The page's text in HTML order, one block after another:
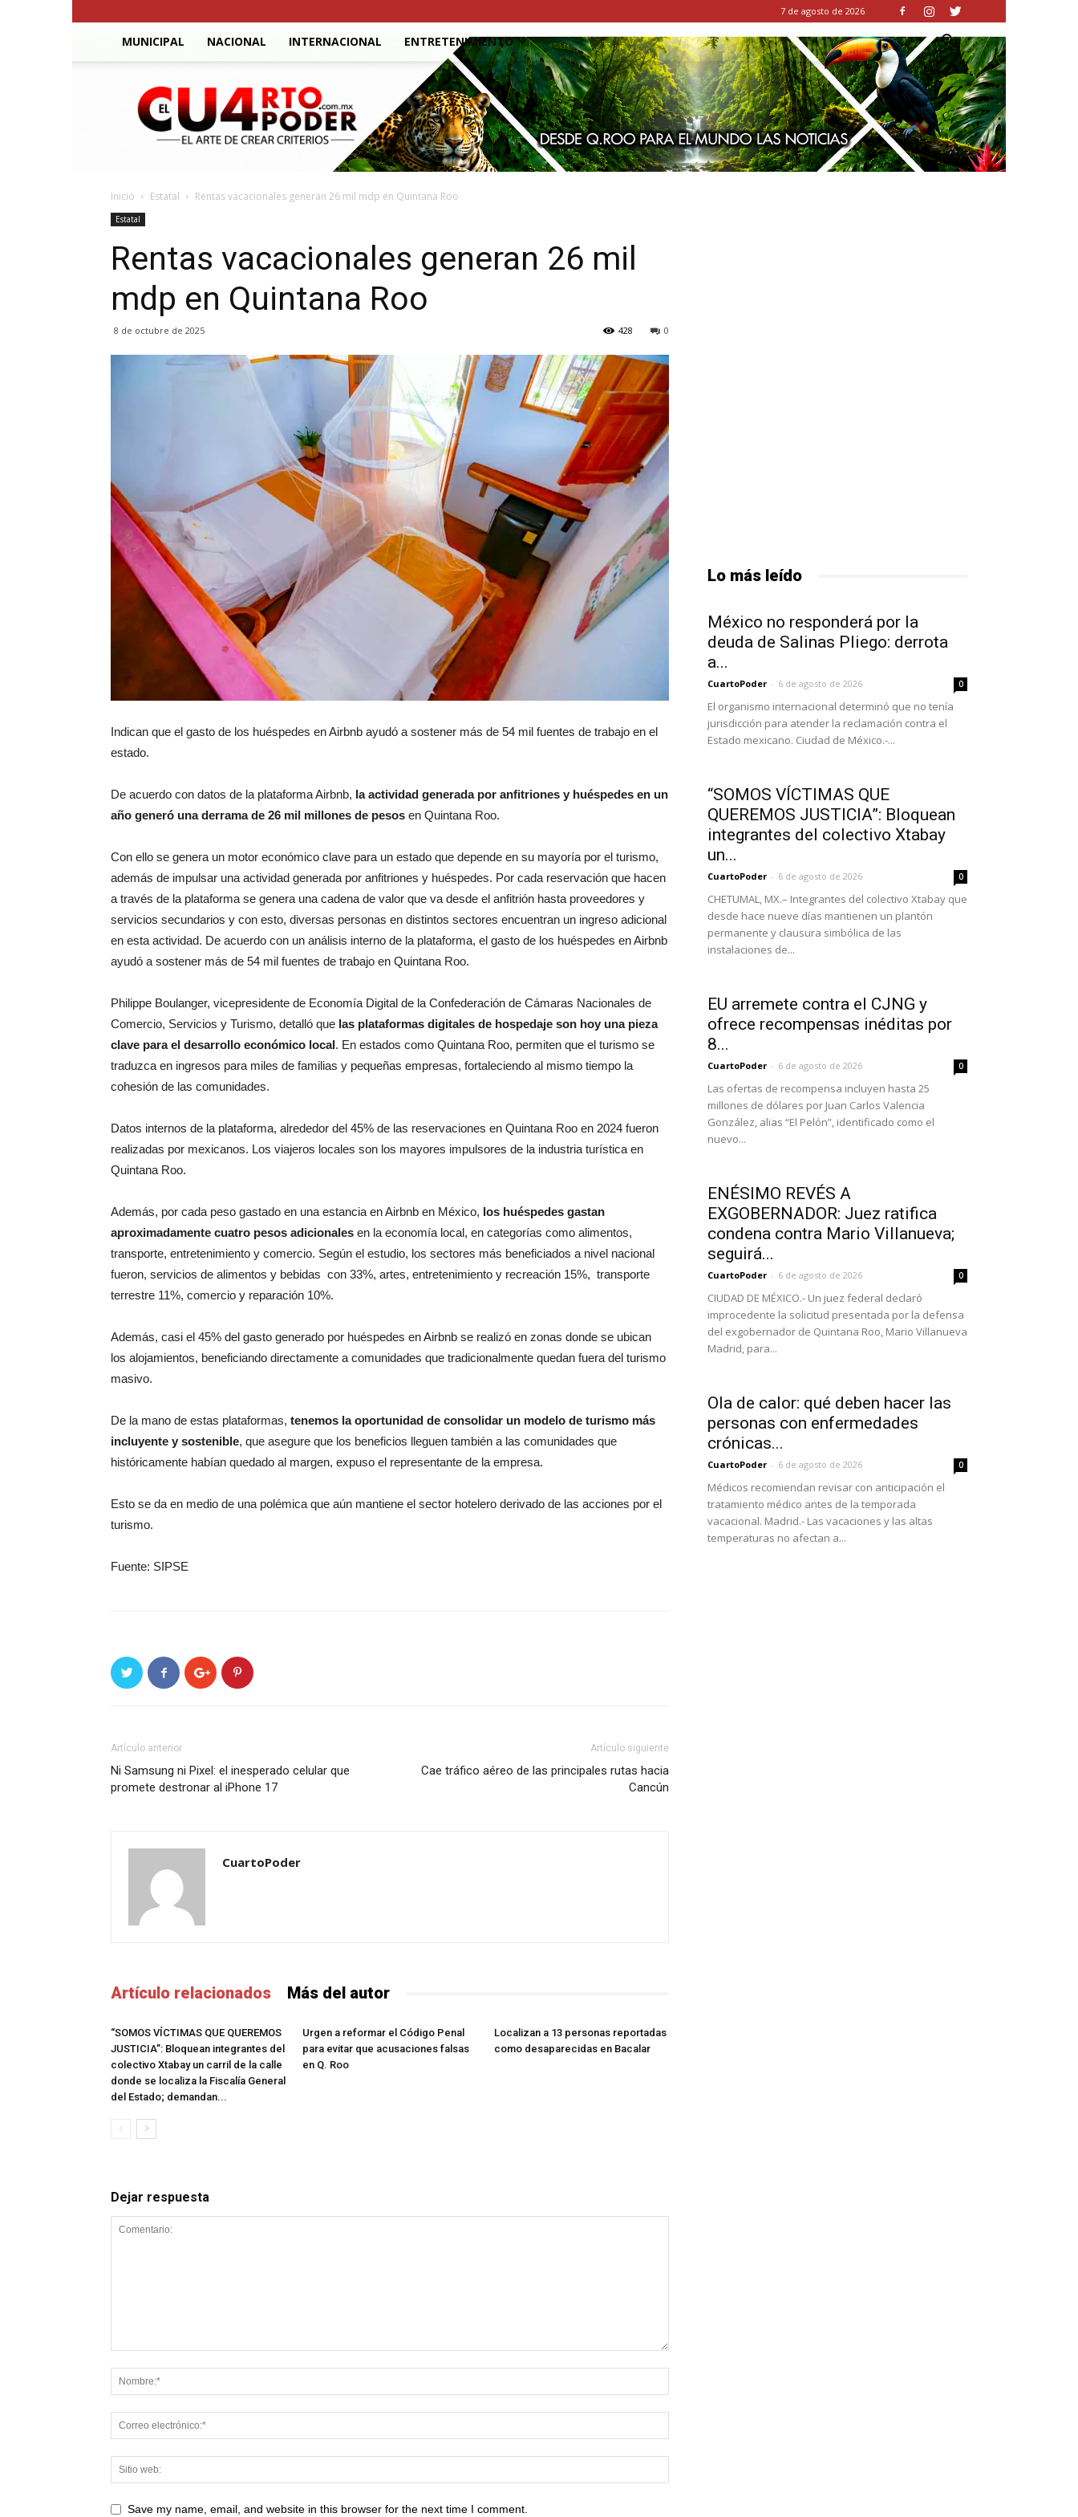
7 de agosto de 2026
MUNICIPAL NACIONAL INTERNACIONAL ENTRETENIMIENTO
El
Cuarto
Poder
Inicio Estatal Rentas vacacionales generan 26 mil mdp en Quintana Roo
Estatal
Rentas vacacionales generan 26 mil
mdp en Quintana Roo
8 de octubre de 2025 0
428
Indican que el gasto de los huéspedes en Airbnb ayudó a sostener más de 54 mil fuentes de trabajo en el
estado.
De acuerdo con datos de la plataforma Airbnb, la actividad generada por anfitriones y huéspedes en un
año generó una derrama de 26 mil millones de pesos en Quintana Roo.
Con ello se genera un motor económico clave para un estado que depende en su mayoría por el turismo,
además de impulsar una actividad generada por anfitriones y huéspedes. Por cada reservación que hacen
a través de la plataforma se genera una cadena de valor que va desde el anfitrión hasta proveedores y
servicios secundarios y con esto, diversas personas en distintos sectores encuentran un ingreso adicional
en esta actividad. De acuerdo con un análisis interno de la plataforma, el gasto de los huéspedes en Airbnb
ayudó a sostener más de 54 mil fuentes de trabajo en Quintana Roo.
Philippe Boulanger, vicepresidente de Economía Digital de la Confederación de Cámaras Nacionales de
Comercio, Servicios y Turismo, detalló que las plataformas digitales de hospedaje son hoy una pieza
clave para el desarrollo económico local. En estados como Quintana Roo, permiten que el turismo se
traduzca en ingresos para miles de familias y pequeñas empresas, fortaleciendo al mismo tiempo la
cohesión de las comunidades.
Datos internos de la plataforma, alrededor del 45% de las reservaciones en Quintana Roo en 2024 fueron
realizadas por mexicanos. Los viajeros locales son los mayores impulsores de la industria turística en
Quintana Roo.
Además, por cada peso gastado en una estancia en Airbnb en México, los huéspedes gastan
aproximadamente cuatro pesos adicionales en la economía local, en categorías como alimentos,
transporte, entretenimiento y comercio. Según el estudio, los sectores más beneficiados a nivel nacional
fueron, servicios de alimentos y bebidas con 33%, artes, entretenimiento y recreación 15%, transporte
terrestre 11%, comercio y reparación 10%.
Además, casi el 45% del gasto generado por huéspedes en Airbnb se realizó en zonas donde se ubican
los alojamientos, beneficiando directamente a comunidades que tradicionalmente quedan fuera del turismo
masivo.
De la mano de estas plataformas, tenemos la oportunidad de consolidar un modelo de turismo más
incluyente y sostenible, que asegure que los beneficios lleguen también a las comunidades que
históricamente habían quedado al margen, expuso el representante de la empresa.
Esto se da en medio de una polémica que aún mantiene el sector hotelero derivado de las acciones por el
turismo.
Fuente: SIPSE
Artículo anterior
Ni Samsung ni Pixel: el inesperado celular que
promete destronar al iPhone 17
Artículo siguiente
Cae tráfico aéreo de las principales rutas hacia
Cancún
CuartoPoder
Artículo relacionados Más del autor
“SOMOS VÍCTIMAS QUE QUEREMOS
JUSTICIA”: Bloquean integrantes del
colectivo Xtabay un carril de la calle
donde se localiza la Fiscalía General
del Estado; demandan...
Urgen a reformar el Código Penal
para evitar que acusaciones falsas
en Q. Roo
Localizan a 13 personas reportadas
como desaparecidas en Bacalar
Dejar respuesta
Save my name, email, and website in this browser for the next time I comment.
Lo más leído
México no responderá por la
deuda de Salinas Pliego: derrota
a...
CuartoPoder - 6 de agosto de 2026 0
El organismo internacional determinó que no tenía
jurisdicción para atender la reclamación contra el
Estado mexicano. Ciudad de México.-...
“SOMOS VÍCTIMAS QUE
QUEREMOS JUSTICIA”: Bloquean
integrantes del colectivo Xtabay
un...
CuartoPoder - 6 de agosto de 2026 0
CHETUMAL, MX.– Integrantes del colectivo Xtabay que
desde hace nueve días mantienen un plantón
permanente y clausura simbólica de las
instalaciones de...
EU arremete contra el CJNG y
ofrece recompensas inéditas por
8...
CuartoPoder - 6 de agosto de 2026 0
Las ofertas de recompensa incluyen hasta 25
millones de dólares por Juan Carlos Valencia
González, alias “El Pelón”, identificado como el
nuevo...
ENÉSIMO REVÉS A
EXGOBERNADOR: Juez ratifica
condena contra Mario Villanueva;
seguirá...
CuartoPoder - 6 de agosto de 2026 0
CIUDAD DE MÉXICO.- Un juez federal declaró
improcedente la solicitud presentada por la defensa
del exgobernador de Quintana Roo, Mario Villanueva
Madrid, para...
Ola de calor: qué deben hacer las
personas con enfermedades
crónicas...
CuartoPoder - 6 de agosto de 2026 0
Médicos recomiendan revisar con anticipación el
tratamiento médico antes de la temporada
vacacional. Madrid.- Las vacaciones y las altas
temperaturas no afectan a...